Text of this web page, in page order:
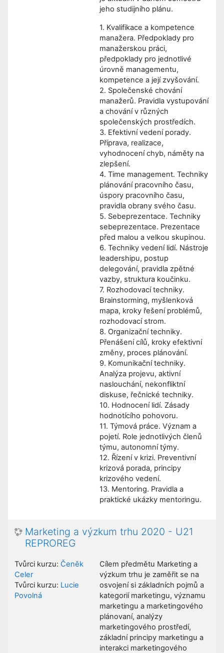
jeho studijního plánu.
1. Kvalifikace a kompetence
manažera. Předpoklady pro
manažerskou práci,
předpoklady pro jednotlivé
úrovně managementu,
kompetence a její zvyšování.
2. Společenské chování
manažerů. Pravidla vystupování
a chování v různých
společenských prostředích.
3. Efektivní vedení porady.
Příprava, realizace,
vyhodnocení chyb, náměty na
zlepšení.
4. Time management. Techniky
plánování pracovního času,
úspory pracovního času,
pravidla obrany svého času.
5. Sebeprezentace. Techniky
sebeprezentace. Prezentace
před malou a velkou skupinou.
6. Techniky vedení lidí. Nástroje
leadershipu, postup
delegování, pravidla zpětné
vazby, struktura koučinku.
7. Rozhodovací techniky.
Brainstorming, myšlenková
mapa, kroky řešení problémů,
rozhodovací strom.
8. Organizační techniky.
Přenášení cílů, kroky efektivní
změny, proces plánování.
9. Komunikační techniky.
Analýza projevu, aktivní
naslouchání, nekonfliktní
diskuse, řečnické techniky.
10. Hodnocení lidí. Zásady
hodnotícího pohovoru.
11. Týmová práce. Význam a
pojetí. Role jednotlivých členů
týmu, autonomní týmy.
12. Řízení v krizi. Preventivní
krizová porada, principy
krizového vedení.
13. Mentoring. Pravidla a
praktické ukázky mentoringu.
Marketing a výzkum trhu 2020 - U21
REPROREG
Cílem předmětu Marketing a
výzkum trhu je zaměřit se na
osvojení si základních pojmů a
kategorií marketingu, významu
marketingu a marketingového
plánovaní, analýzy
marketingového prostředí,
základní principy marketingu a
interakci marketingového
Tvůrci kurzu: Čeněk
Celer
Tvůrci kurzu: Lucie
Povolná